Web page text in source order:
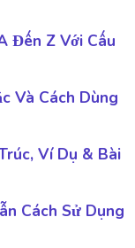
Đến Z Với Cấu
Và Cách Dùng
Ví Dụ & Bài
Cách Sử Dụng